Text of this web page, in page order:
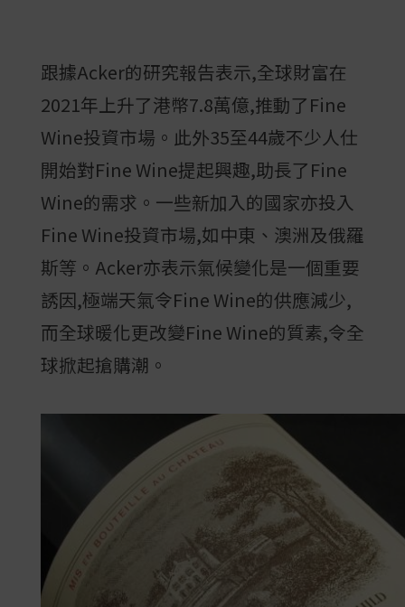
跟據Acker的研究報告表示,全球財富在
2021年上升了港幣7.8萬億,推動了Fine
Wine投資市場。此外35至44歲不少人仕
開始對Fine Wine提起興趣,助長了Fine
Wine的需求。一些新加入的國家亦投入
Fine Wine投資市場,如中東、澳洲及俄羅
斯等。Acker亦表示氣候變化是一個重要
誘因,極端天氣令Fine Wine的供應減少,
而全球暖化更改變Fine Wine的質素,令全
球掀起搶購潮。